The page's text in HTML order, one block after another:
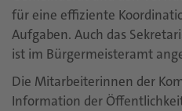
für eine effiziente
Aufgaben. Auch das
ist im Bürgermeisteramt
Die Mitarbeiterinnen der
Information der